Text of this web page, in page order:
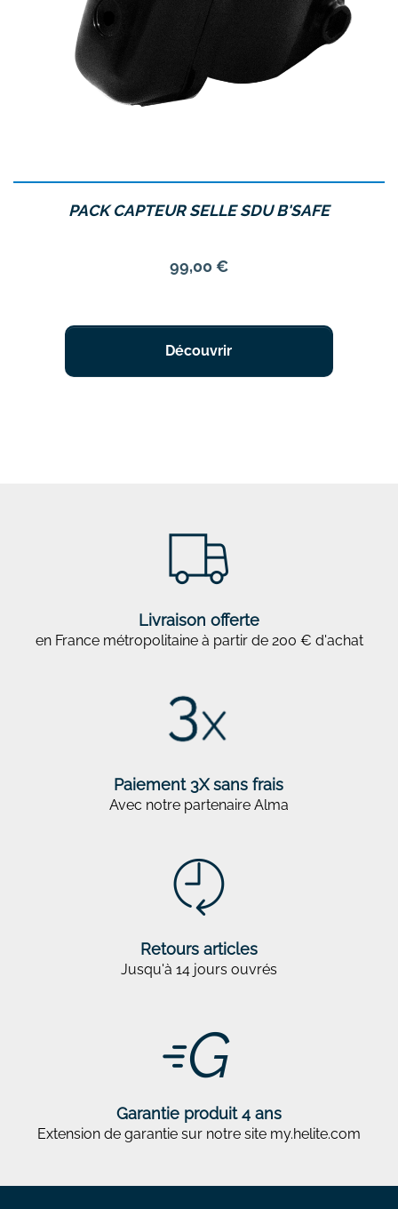
PACK CAPTEUR SELLE SDU B'SAFE
99,00 €
Découvrir
Livraison offerte
en France métropolitaine à partir de 200 € d'achat
Paiement 3X sans frais
Avec notre partenaire Alma
Retours articles
Jusqu'à 14 jours ouvrés
Garantie produit 4 ans
Extension de garantie sur notre site my.helite.com